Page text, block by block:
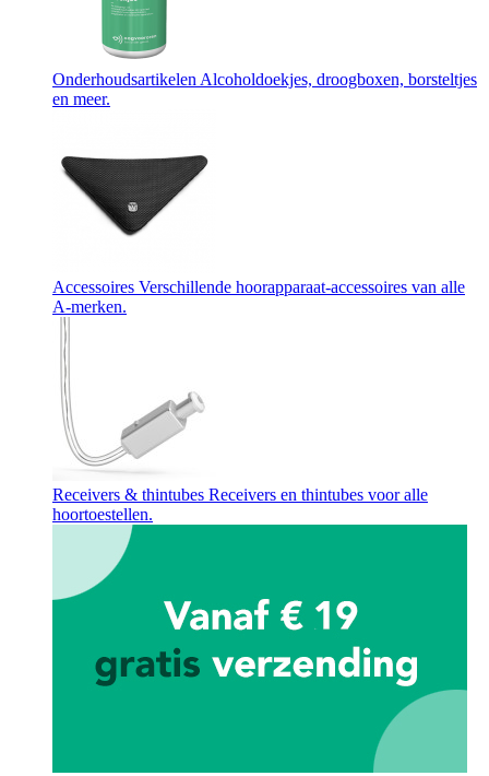
Onderhoudsartikelen Alcoholdoekjes, droogboxen, borsteltjes
en meer.
Accessoires Verschillende hoorapparaat-accessoires van alle
A-merken.
Receivers & thintubes Receivers en thintubes voor alle
hoortoestellen.